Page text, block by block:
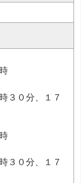
３０分、１７
３０分、１７